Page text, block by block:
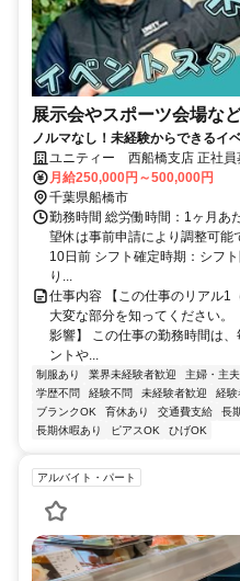
展示会やスポーツ会場な
ノルマなし！未経験からできるイ
る稼げる仕事
ユニティー 西船橋支店 正社員
月給250,000円～500,000円
千葉県船橋市
勤務時間 総労働時間：1ヶ月あ
望休は事前申請により調整可能
10日前 シフト確定時期：シフ
り...
仕事内容 【この仕事のリアル1
大変な部分を知ってください
影響】 この仕事の勤務時間は
ントや...
制服あり 業界未経験者歓迎 主婦・主
学歴不問
経験不問 未経験者歓迎 経験
ブランクOK
育休あり 交通費支給 長
長期休暇あり
ピアスOK ひげOK
アルバイト・パート